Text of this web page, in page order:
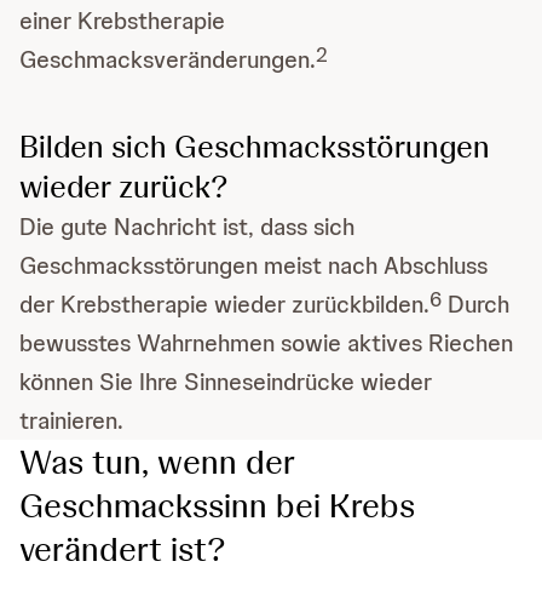
einer Krebstherapie
Geschmacksveränderungen.2
Bilden sich Geschmacksstörungen
wieder zurück?
Die gute Nachricht ist, dass sich
Geschmacksstörungen meist nach Abschluss
der Krebstherapie wieder zurückbilden.6 Durch
bewusstes Wahrnehmen sowie aktives Riechen
können Sie Ihre Sinneseindrücke wieder
trainieren.
Was tun, wenn der
Geschmackssinn bei Krebs
verändert ist?